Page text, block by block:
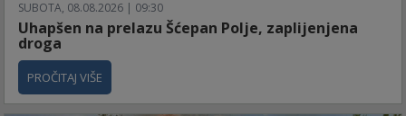
SUBOTA, 08.08.2026 | 09:30
Uhapšen na prelazu Šćepan Polje, zaplijenjena
droga
PROČITAJ VIŠE